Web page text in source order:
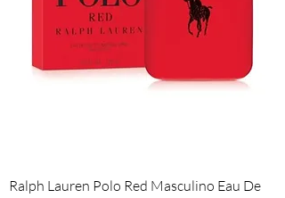
Ralph Lauren Polo Red Masculino Eau De